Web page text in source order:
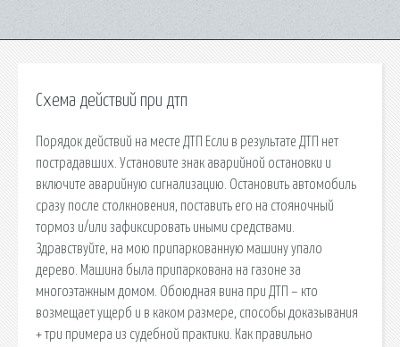
Схема действий при дтп
Порядок действий на месте ДТП Если в результате ДТП нет
пострадавших. Установите знак аварийной остановки и
включите аварийную сигнализацию. Остановить автомобиль
сразу после столкновения, поставить его на стояночный
тормоз и/или зафиксировать иными средствами.
Здравствуйте, на мою припаркованную машину упало
дерево. Машина была припаркована на газоне за
многоэтажным домом. Обоюдная вина при ДТП – кто
возмещает ущерб и в каком размере, способы доказывания
+ три примера из судебной практики. Как правильно